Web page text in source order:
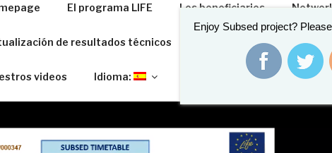
El programa LIFE Los beneficiaries
de resultados técnicos Contacta con el
videos Idioma:
Enjoy Subsed project?